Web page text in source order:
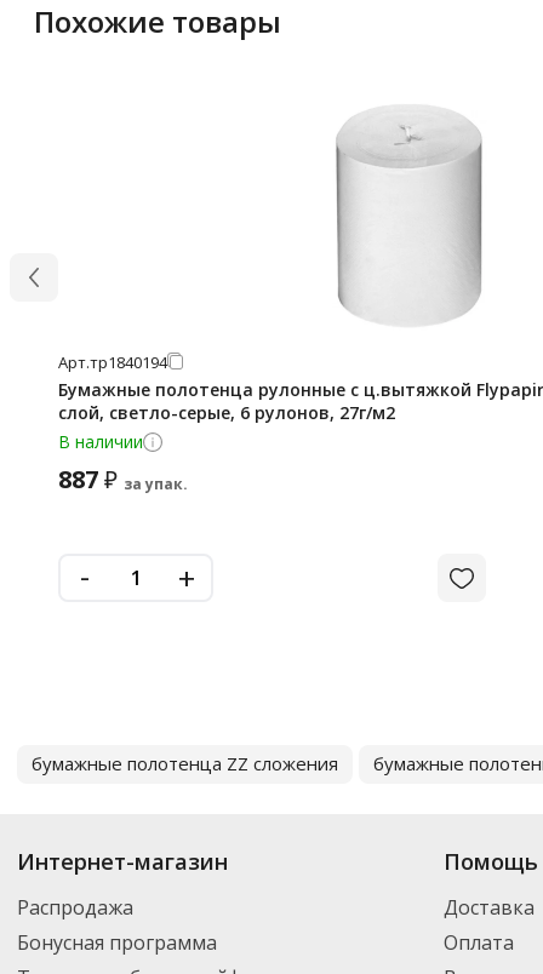
Похожие товары
Арт.тр1840194
Бумажные полотенца рулонные с ц.вытяжкой Flypapir
слой, светло-серые, 6 рулонов, 27г/м2
В наличии
887₽ за упак.
- +
бумажные полотенца ZZ сложения бумажные
Интернет-магазин
Распродажа
Бонусная программа
Помощь
Доставка
Оплата